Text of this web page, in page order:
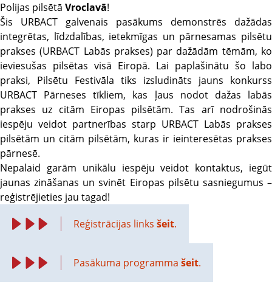
Polijas pilsētā Vroclavā!
Šis URBACT galvenais pasākums demonstrēs dažādas
integrētas, līdzdalības, ietekmīgas un pārnesamas pilsētu
prakses (URBACT Labās prakses) par dažādām tēmām, ko
ieviesušas pilsētas visā Eiropā. Lai paplašinātu šo labo
praksi, Pilsētu Festivāla tiks izsludināts jauns konkurss
URBACT Pārneses tīkliem, kas ļaus nodot dažas labās
prakses uz citām Eiropas pilsētām. Tas arī nodrošinās
iespēju veidot partnerības starp URBACT Labās prakses
pilsētām un citām pilsētām, kuras ir ieinteresētas prakses
pārnesē.
Nepalaid garām unikālu iespēju veidot kontaktus, iegūt
jaunas zināšanas un svinēt Eiropas pilsētu sasniegumus –
reģistrējieties jau tagad!
Reģistrācijas links šeit.
Pasākuma programma šeit.